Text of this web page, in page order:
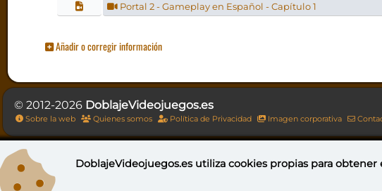
Portal 2 - Gameplay en Español - Capítulo 1
Añadir o corregir información
© 2012-2026 DoblajeVideojuegos.es
Sobre la web Quienes somos Política de Privacidad Imagen corporativa
Esta obra está bajo
DoblajeVideojuegos.es utilizacookies propiaspara obtener